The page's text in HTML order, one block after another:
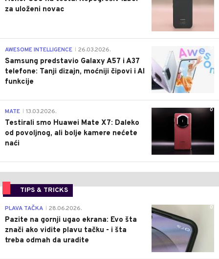
za uloženi novac
AWESOME INTELLIGENCE 26.03.2026.
Samsung predstavio Galaxy A57 i A37
telefone: Tanji dizajn, moćniji čipovi i AI
funkcije
0
MATE 13.03.2026.
Testirali smo Huawei Mate X7: Daleko
od povoljnog, ali bolje kamere nećete
naći
TIPS & TRICKS
0
PLAVA TAČKA 28.06.2026.
Pazite na gornji ugao ekrana: Evo šta
znači ako vidite plavu tačku - i šta
treba odmah da uradite